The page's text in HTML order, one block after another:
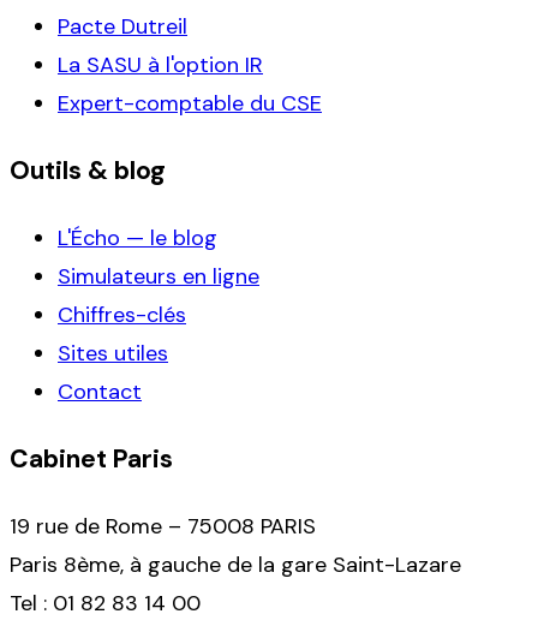
Pacte Dutreil
La SASU à l'option IR
Expert-comptable du CSE
Outils & blog
L'Écho — le blog
Simulateurs en ligne
Chiffres-clés
Sites utiles
Contact
Cabinet Paris
19 rue de Rome – 75008 PARIS
Paris 8ème, à gauche de la gare Saint-Lazare
Tel : 01 82 83 14 00